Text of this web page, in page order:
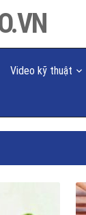
Video kỹ thuật